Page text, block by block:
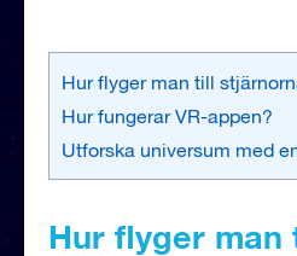
Hur flyger man till
Hur fungerar VR-appen?
Utforska universum med
Hur flyger man